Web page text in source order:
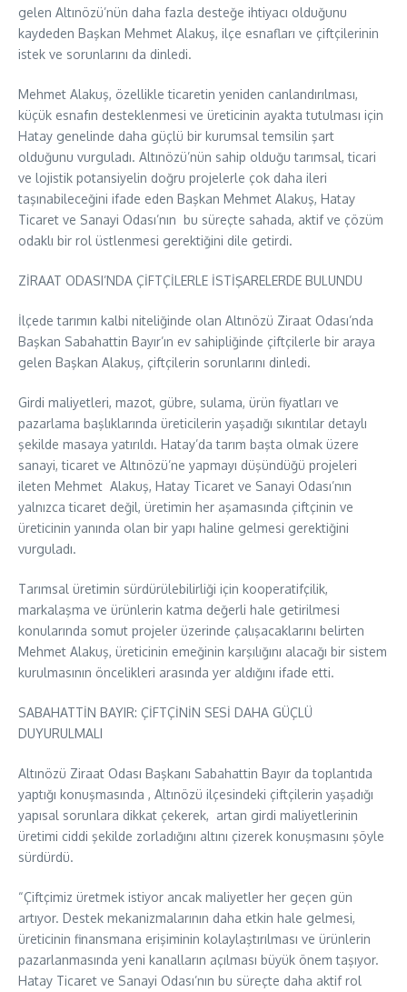
gelen Altınözü’nün daha fazla desteğe ihtiyacı olduğunu
kaydeden Başkan Mehmet Alakuş, ilçe esnafları ve çiftçilerinin
istek ve sorunlarını da dinledi.
Mehmet Alakuş, özellikle ticaretin yeniden canlandırılması,
küçük esnafın desteklenmesi ve üreticinin ayakta tutulması için
Hatay genelinde daha güçlü bir kurumsal temsilin şart
olduğunu vurguladı. Altınözü’nün sahip olduğu tarımsal, ticari
ve lojistik potansiyelin doğru projelerle çok daha ileri
taşınabileceğini ifade eden Başkan Mehmet Alakuş, Hatay
Ticaret ve Sanayi Odası’nın bu süreçte sahada, aktif ve çözüm
odaklı bir rol üstlenmesi gerektiğini dile getirdi.
ZİRAAT ODASI’NDA ÇİFTÇİLERLE İSTİŞARELERDE BULUNDU
İlçede tarımın kalbi niteliğinde olan Altınözü Ziraat Odası’nda
Başkan Sabahattin Bayır’ın ev sahipliğinde çiftçilerle bir araya
gelen Başkan Alakuş, çiftçilerin sorunlarını dinledi.
Girdi maliyetleri, mazot, gübre, sulama, ürün fiyatları ve
pazarlama başlıklarında üreticilerin yaşadığı sıkıntılar detaylı
şekilde masaya yatırıldı. Hatay’da tarım başta olmak üzere
sanayi, ticaret ve Altınözü’ne yapmayı düşündüğü projeleri
ileten Mehmet Alakuş, Hatay Ticaret ve Sanayi Odası’nın
yalnızca ticaret değil, üretimin her aşamasında çiftçinin ve
üreticinin yanında olan bir yapı haline gelmesi gerektiğini
vurguladı.
Tarımsal üretimin sürdürülebilirliği için kooperatifçilik,
markalaşma ve ürünlerin katma değerli hale getirilmesi
konularında somut projeler üzerinde çalışacaklarını belirten
Mehmet Alakuş, üreticinin emeğinin karşılığını alacağı bir sistem
kurulmasının öncelikleri arasında yer aldığını ifade etti.
SABAHATTİN BAYIR: ÇİFTÇİNİN SESİ DAHA GÜÇLÜ
DUYURULMALI
Altınözü Ziraat Odası Başkanı Sabahattin Bayır da toplantıda
yaptığı konuşmasında , Altınözü ilçesindeki çiftçilerin yaşadığı
yapısal sorunlara dikkat çekerek, artan girdi maliyetlerinin
üretimi ciddi şekilde zorladığını altını çizerek konuşmasını şöyle
sürdürdü.
“Çiftçimiz üretmek istiyor ancak maliyetler her geçen gün
artıyor. Destek mekanizmalarının daha etkin hale gelmesi,
üreticinin finansmana erişiminin kolaylaştırılması ve ürünlerin
pazarlanmasında yeni kanalların açılması büyük önem taşıyor.
Hatay Ticaret ve Sanayi Odası’nın bu süreçte daha aktif rol